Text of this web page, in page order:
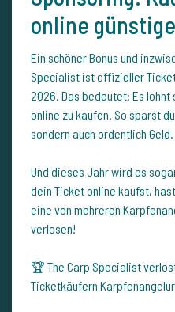
online
Ein schöner Bonus und
Specialist ist offizieller
2026. Das bedeutet: Es
online zu kaufen. So sparst
sondern auch ordentlich
Und dieses Jahr wird es
dein Ticket online kaufst,
eine von mehreren
verlosen!
🏆 The Carp Specialist
Ticketkäufern